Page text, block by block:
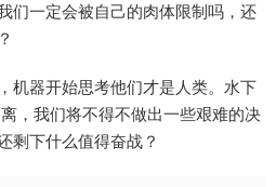
们一定会被自己的肉体限制吗，还
机器开始思考他们才是人类。水下
，我们将不得不做出一些艰难的决
剩下什么值得奋战？